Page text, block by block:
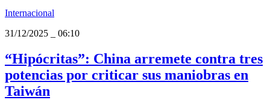
Internacional
31/12/2025
06:10
“Hipócritas”: China arremete contra tres
potencias por criticar sus maniobras en
Taiwán